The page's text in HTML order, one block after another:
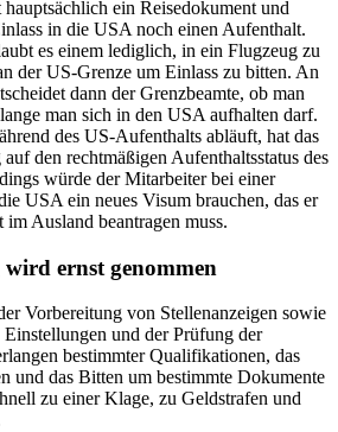
hauptsächlich ein Reisedokument und
in die USA noch einen Aufenthalt.
es einem lediglich, in ein Flugzeug zu
der US-Grenze um Einlass zu bitten. An
dann der Grenzbeamte, ob man
man sich in den USA aufhalten darf.
des US-Aufenthalts abläuft, hat das
den rechtmäßigen Aufenthaltsstatus des
würde der Mitarbeiter bei einer
USA ein neues Visum brauchen, das er
Ausland beantragen muss.
ernst genommen
Vorbereitung von Stellenanzeigen sowie
und der Prüfung der
bestimmter Qualifikationen, das
und das Bitten um bestimmte Dokumente
zu einer Klage, zu Geldstrafen und